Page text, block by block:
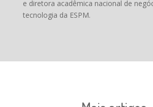
e diretora acadêmica nacional de
tecnologia da ESPM.